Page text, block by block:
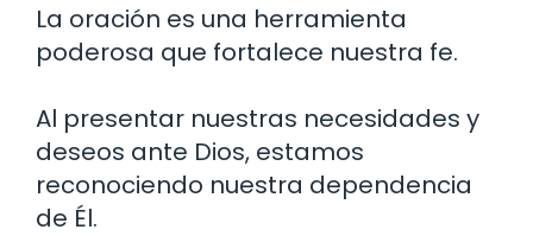
La oración es una herramienta
poderosa que fortalece nuestra fe.
Al presentar nuestras necesidades y
deseos ante Dios, estamos
reconociendo nuestra dependencia
de Él.